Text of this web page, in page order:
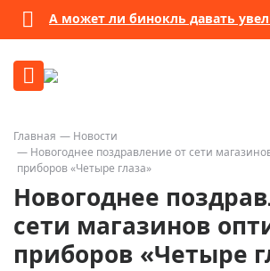
А может ли бинокль давать
Главная
Новости
Новогоднее поздравление от сети
приборов «Четыре глаза»
Новогоднее
сети магазинов
приборов «Четыре